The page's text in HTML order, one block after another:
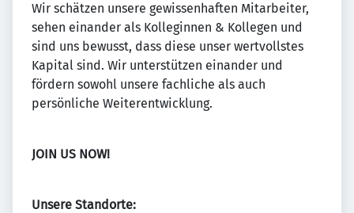
Wir schätzen unsere gewissenhaften Mitarbeiter,
sehen einander als Kolleginnen & Kollegen und
sind uns bewusst, dass diese unser wertvollstes
Kapital sind. Wir unterstützen einander und
fördern sowohl unsere fachliche als auch
persönliche Weiterentwicklung.
JOIN US NOW!
Unsere Standorte: